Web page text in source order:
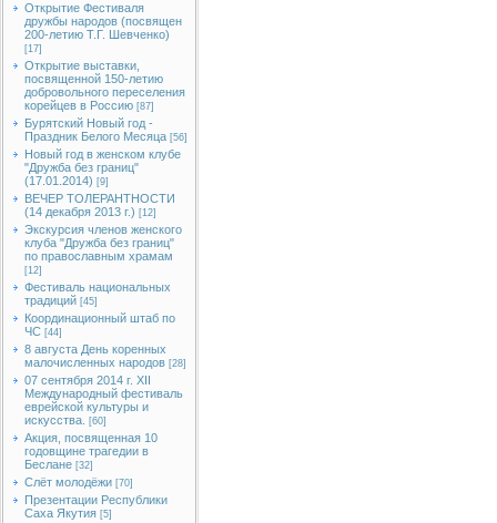
Открытие Фестиваля
дружбы народов (посвящен
200-летию Т.Г. Шевченко)
[17]
Открытие выставки,
посвященной 150-летию
добровольного переселения
корейцев в Россию [87]
Бурятский Новый год -
Праздник Белого Месяца [56]
Новый год в женском клубе
"Дружба без границ"
(17.01.2014) [9]
ВЕЧЕР ТОЛЕРАНТНОСТИ
(14 декабря 2013 г.) [12]
Экскурсия членов женского
клуба "Дружба без границ"
по православным храмам
[12]
Фестиваль национальных
традиций [45]
Координационный штаб по
ЧС [44]
8 августа День коренных
малочисленных народов [28]
07 сентября 2014 г. XII
Международный фестиваль
еврейской культуры и
искусства.
[60]
Акция, посвященная 10
годовщине трагедии в
Беслане [32]
Слёт молодёжи [70]
Презентации Республики
Саха Якутия [5]